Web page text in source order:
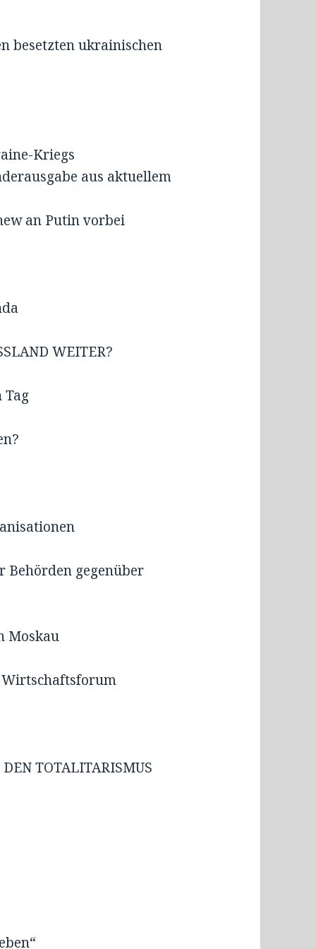
besetzten ukrainischen
Kriegs
aus aktuellem
an Putin vorbei
WEITER?
Tag
Behörden gegenüber
Moskau
Wirtschaftsforum
TOTALITARISMUS